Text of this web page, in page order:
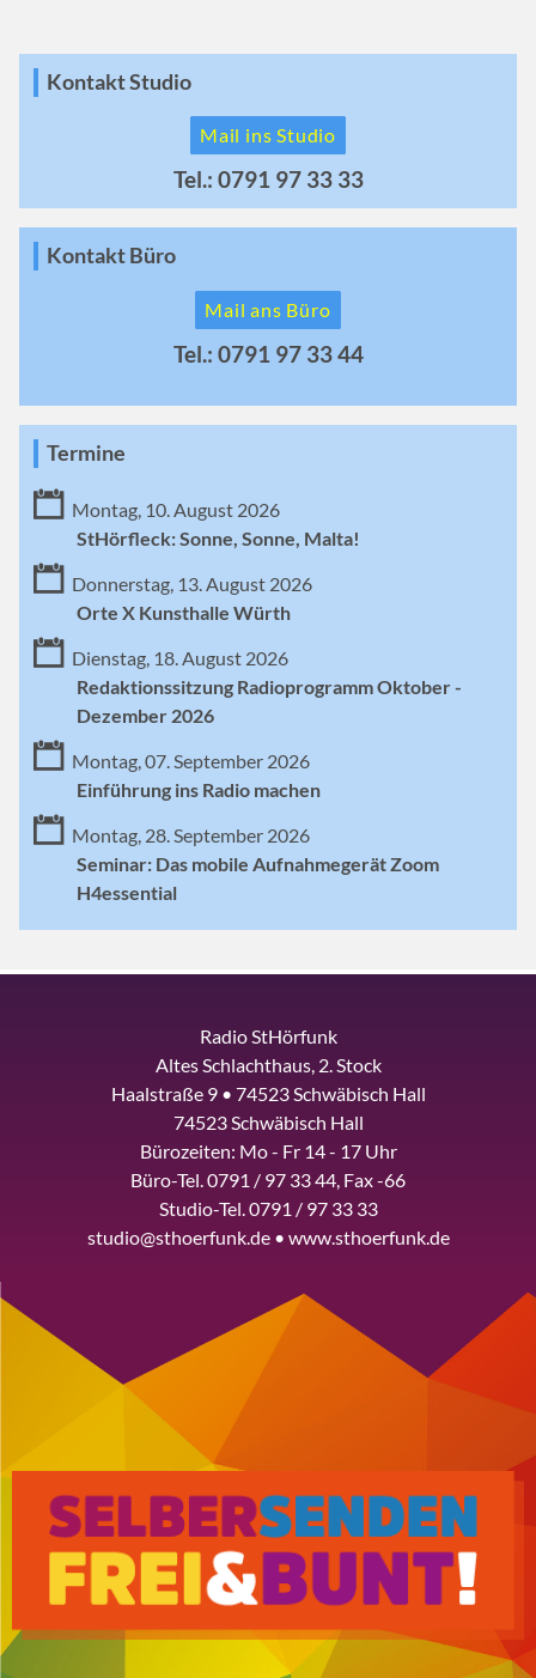
Kontakt Studio
Mail ins Studio
Tel.: 0791 97 33 33
Kontakt Büro
Mail ans Büro
Tel.: 0791 97 33 44
Termine
Montag, 10. August 2026
StHörfleck: Sonne, Sonne, Malta!
Donnerstag, 13. August 2026
Orte X Kunsthalle Würth
Dienstag, 18. August 2026
Redaktionssitzung Radioprogramm Oktober -
Dezember 2026
Montag, 07. September 2026
Einführung ins Radio machen
Montag, 28. September 2026
Seminar: Das mobile Aufnahmegerät Zoom
H4essential
Radio StHörfunk
Altes Schlachthaus, 2. Stock
Haalstraße 9 • 74523 Schwäbisch Hall
74523 Schwäbisch Hall
Bürozeiten: Mo - Fr 14 - 17 Uhr
Büro-Tel. 0791 / 97 33 44, Fax -66
Studio-Tel. 0791 / 97 33 33
studio@sthoerfunk.de • www.sthoerfunk.de